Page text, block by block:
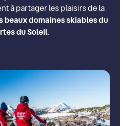
à partager les plaisirs de la
beaux domaines skiables du
du Soleil.